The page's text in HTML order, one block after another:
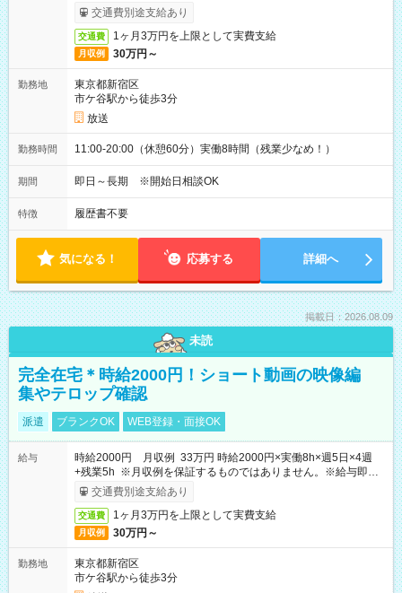
取りサービス利用可（利用条件有）
交通費別途支給あり
交通費 1ヶ月3万円を上限として実費支給
月収例 30万円～
勤務地
東京都新宿区
市ケ谷駅から徒歩3分
放送
勤務時間 11:00-20:00（休憩60分）実働8時間（残業少なめ！）
期間 即日～長期 ※開始日相談OK
特徴 履歴書不要
気になる！ 応募する 詳細へ
掲載日：2026.08.09
未読
完全在宅＊時給2000円！ショート動画の映像編
集やテロップ確認
派遣 ブランクOK WEB登録・面接OK
給与
時給2000円 月収例 33万円 時給2000円×実働8h×週5日×4週
+残業5h ※月収例を保証するものではありません。※給与即受
取りサービス利用可（利用条件有）
交通費別途支給あり
交通費 1ヶ月3万円を上限として実費支給
月収例 30万円～
勤務地
東京都新宿区
市ケ谷駅から徒歩3分